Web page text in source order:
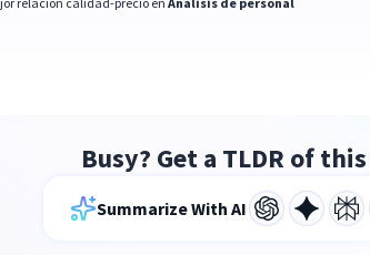
Busy? Get a TLDR of this
Summarize With AI